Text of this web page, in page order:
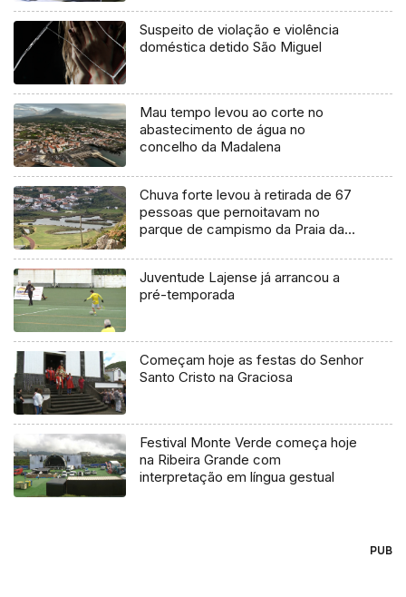
Suspeito de violação e violência
doméstica detido São Miguel
Mau tempo levou ao corte no
abastecimento de água no
concelho da Madalena
Chuva forte levou à retirada de 67
pessoas que pernoitavam no
parque de campismo da Praia da
Juventude Lajense já arrancou a
pré-temporada
Começam hoje as festas do Senhor
Santo Cristo na Graciosa
Festival Monte Verde começa hoje
na Ribeira Grande com
interpretação em língua gestual
PUB